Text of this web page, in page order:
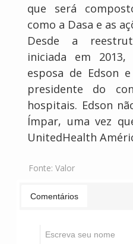
que será
como a Dasa e as
Desde a
iniciada em
esposa de Edson
presidente do
hospitais. Edson
Ímpar, uma vez
UnitedHealth
Fonte: Valor
Comentários